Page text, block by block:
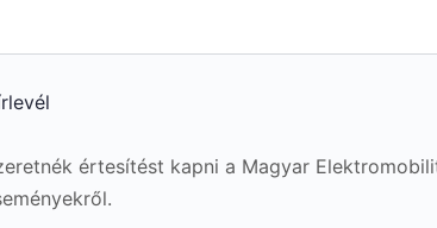
értesítést kapni a Magyar